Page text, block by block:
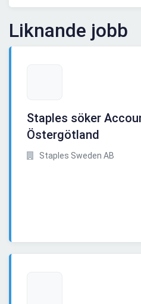
Liknande jobb
Staples söker
Östergötland
Staples Sweden AB